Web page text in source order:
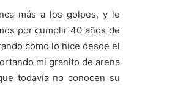
más a los golpes, y le
por cumplir 40 años de
como lo hice desde el
mi granito de arena
todavía no conocen su